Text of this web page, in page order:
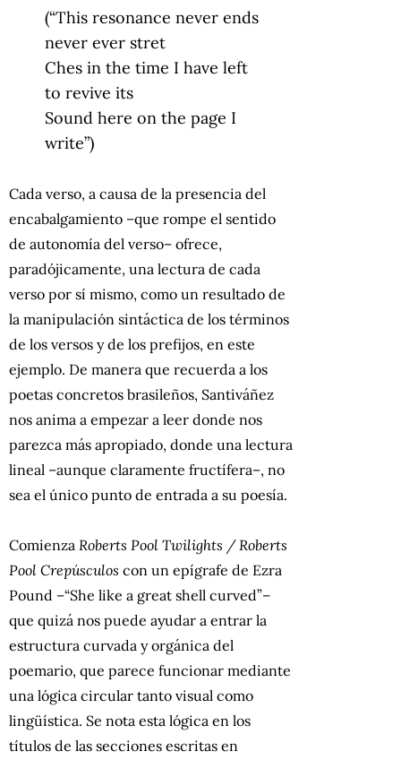
(“This resonance never ends
never ever stret
Ches in the time I have left
to revive its
Sound here on the page I
write”)
Cada verso, a causa de la presencia del
encabalgamiento –que rompe el sentido
de autonomía del verso– ofrece,
paradójicamente, una lectura de cada
verso por sí mismo, como un resultado de
la manipulación sintáctica de los términos
de los versos y de los prefijos, en este
ejemplo. De manera que recuerda a los
poetas concretos brasileños, Santiváñez
nos anima a empezar a leer donde nos
parezca más apropiado, donde una lectura
lineal –aunque claramente fructífera–, no
sea el único punto de entrada a su poesía.
Comienza Roberts Pool Twilights / Roberts
Pool Crepúsculos con un epígrafe de Ezra
Pound –“She like a great shell curved”–
que quizá nos puede ayudar a entrar la
estructura curvada y orgánica del
poemario, que parece funcionar mediante
una lógica circular tanto visual como
lingüística. Se nota esta lógica en los
títulos de las secciones escritas en